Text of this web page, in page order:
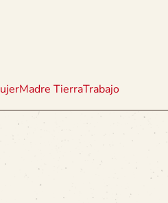
Madre TierraTrabajo